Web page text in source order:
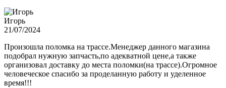
Игорь
21/07/2024
Произошла поломка на трассе.Менеджер данного магазина
подобрал нужную запчасть,по адекватной цене,а также
организовал доставку до места поломки(на трассе).Огромное
человеческое спасибо за проделанную работу и уделенное
время!!!